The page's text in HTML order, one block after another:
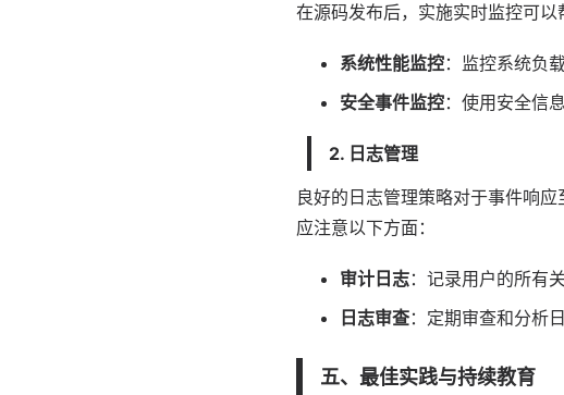
在源码发布后，实施实时监控可以
系统性能监控：监控系统负
安全事件监控：使用安全信
2. 日志管理
良好的日志管理策略对于事件响
应注意以下方面：
审计日志：记录用户的所有
日志审查：定期审查和分析
五、最佳实践与持续教育